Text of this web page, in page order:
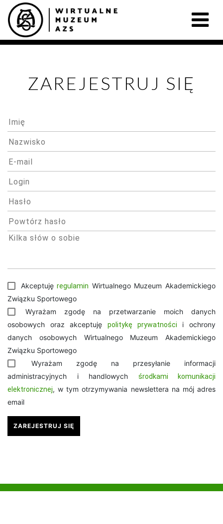
ZAREJESTRUJ SIĘ
Akceptujęregulamin Wirtualnego Muzeum Akademickiego
Związku Sportowego
Wyrażam zgodę na przetwarzanie moich danych
osobowych oraz akceptuję politykę prywatności i ochrony
danych osobowych Wirtualnego Muzeum Akademickiego
Związku Sportowego
Wyrażam zgodę na przesyłanie informacji
administracyjnych i handlowych środkami komunikacji
elektronicznej, w tym otrzymywania newslettera na mój adres
email